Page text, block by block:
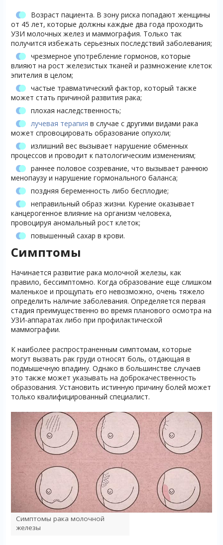
Возраст пациента. В зону риска попадают женщины
от 45 лет, которые должны каждые два года проходить
УЗИ молочных желез и маммография. Только так
получится избежать серьезных последствий заболевания;
чрезмерное употребление гормонов, которые
влияют на рост железистых тканей и размножение клеток
эпителия в целом;
частые травматический фактор, который также
может стать причиной развития рака;
плохая наследственность;
лучевая терапия в случае с другими видами рака
может спровоцировать образование опухоли;
излишний вес вызывает нарушение обменных
процессов и проводит к патологическим изменениям;
раннее половое созревание, что вызывает раннюю
менопаузу и нарушение гормонального баланса;
поздняя беременность либо бесплодие;
неправильный образ жизни. Курение оказывает
канцерогенное влияние на организм человека,
провоцируя аномальный рост клеток;
повышенный сахар в крови.
Симптомы
Начинается развитие рака молочной железы, как
правило, бессимптомно. Когда образование еще слишком
маленькое и прощупать его невозможно, очень тяжело
определить наличие заболевания. Определяется первая
стадия преимущественно во время планового осмотра на
УЗИ-аппаратах либо при профилактической
маммографии.
К наиболее распространенным симптомам, которые
могут вызвать рак груди относят боль, отдающая в
подмышечную впадину. Однако в большинстве случаев
это также может указывать на доброкачественность
образования. Установить истинную причину болей может
только квалифицированный специалист.
Симптомы рака молочной
железы